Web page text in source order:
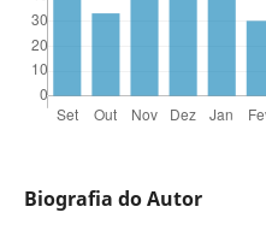
Biografia do Autor